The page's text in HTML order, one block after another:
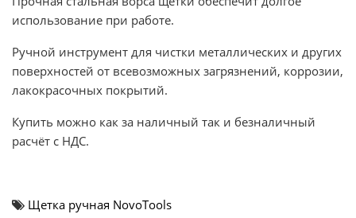
использование при работе.
Ручной инструмент для чистки металлических и других
поверхностей от всевозможных загрязнений, коррозии,
лакокрасочных покрытий.
Купить можно как за наличный так и безналичный
расчёт с НДС.
Щетка ручная NovoTools